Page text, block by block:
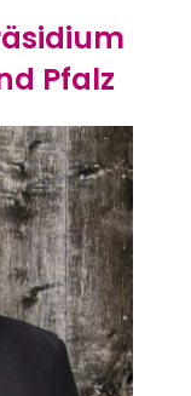
Pfalz